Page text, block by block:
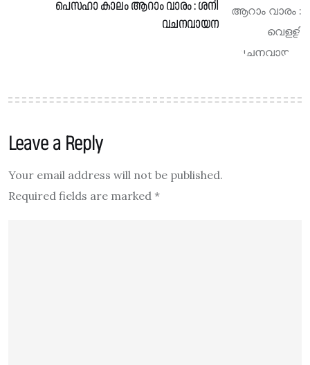
പെസഹാ കാലം ആറാം വാരം : ശനി
വചനവായന
Leave a Reply
Your email address will not be published.
Required fields are marked *